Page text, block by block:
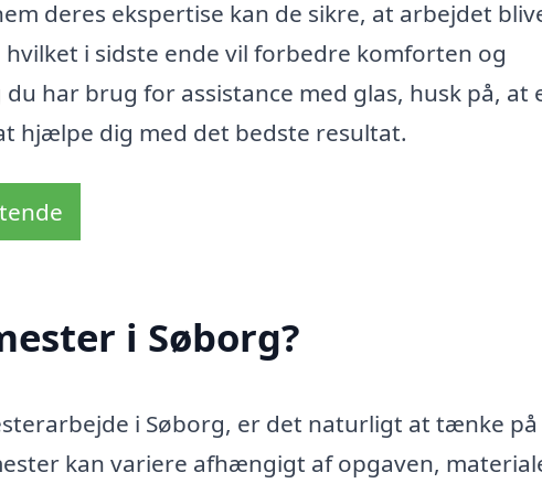
deres ekspertise kan de sikre, at arbejdet
i sidste ende vil forbedre komforten og
har brug for assistance med glas, husk på, at
hjælpe dig med det bedste resultat.
i Søborg?
i Søborg, er det naturligt at tænke på
kan variere afhængigt af opgaven,